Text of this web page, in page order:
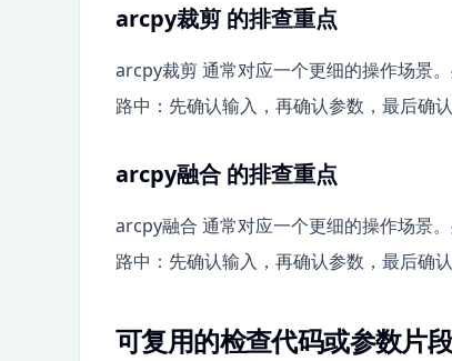
arcpy裁剪 的排查重点
arcpy裁剪 通常对应一个更细的操作场景
路中：先确认输入，再确认参数，最后确
arcpy融合 的排查重点
arcpy融合 通常对应一个更细的操作场景
路中：先确认输入，再确认参数，最后确
可复用的检查代码或参数片